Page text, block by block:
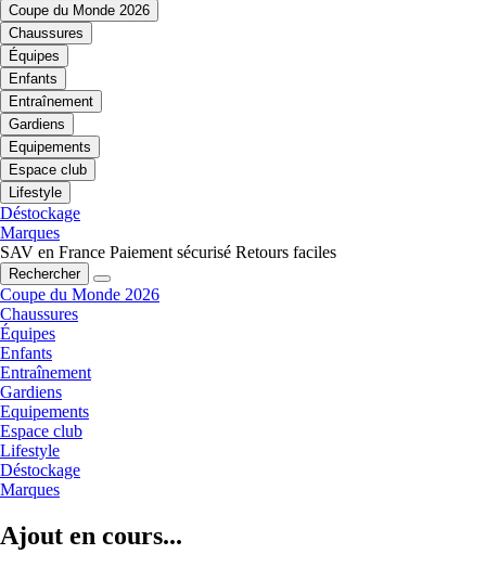
Coupe du Monde 2026
Chaussures
Équipes
Enfants
Entraînement
Gardiens
Equipements
Espace club
Lifestyle
Déstockage
Marques
SAV en France Paiement sécurisé Retours faciles
Rechercher
Coupe du Monde 2026
Chaussures
Équipes
Enfants
Entraînement
Gardiens
Equipements
Espace club
Lifestyle
Déstockage
Marques
Ajout en cours...